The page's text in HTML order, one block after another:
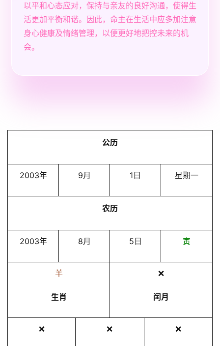
以平和心态应对，保持与亲友的良好沟通，使得生
活更加平衡和谐。因此，命主在生活中应多加注意
身心健康及情绪管理，以便更好地把控未来的机
会。
公历
2003年 9月 1日 星期一
农历
2003年 8月 5日 寅
羊
生肖
❌
闰月
❌ ❌ ❌